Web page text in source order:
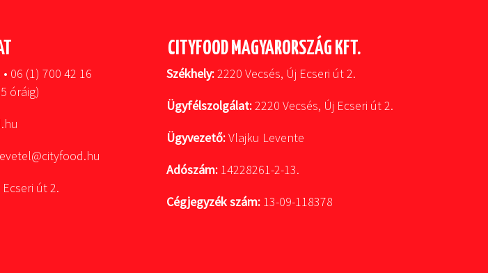
06 (1) 700 42 16
óráig)
út 2.
CITYFOOD MAGYARORSZÁG KFT.
Székhely:2220 Vecsés, Új Ecseri út 2.
Ügyfélszolgálat:2220 Vecsés, Új Ecseri út 2.
Ügyvezető:Vlajku Levente
Adószám: 14228261-2-13.
Cégjegyzék szám: 13-09-118378